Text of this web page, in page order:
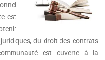
est
du droit des contrats
est ouverte à la